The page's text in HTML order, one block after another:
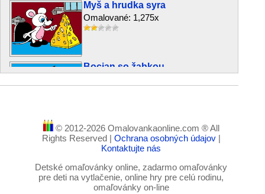
Myš a hrudka syra
Omalované: 1,275x
Bocian so žabkou
Jazvečík Eduard
Omalované: 3,943x
Macko a balóny
© 2012-2026 Omalovankaonline.com ® All
Rights Reserved | Ochrana osobných údajov |
Kontaktujte nás
Detské omaľovánky online, zadarmo omaľovánky
pre deti na vytlačenie, online hry pre celú rodinu,
omaľovánky on-line